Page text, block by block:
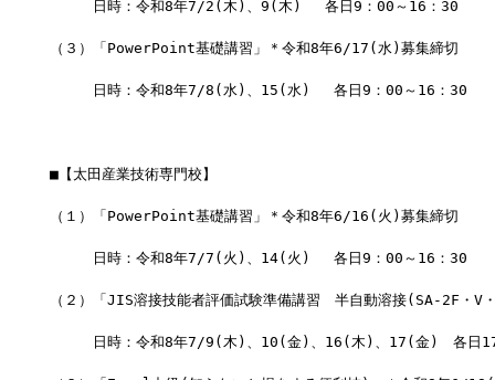
日時：令和8年7/2(木)、9(木) 　各日9：00～16：30
（３）「PowerPoint基礎講習」＊令和8年6/17(水)募集締切
日時：令和8年7/8(水)、15(水) 　各日9：00～16：30
■【太田産業技術専門校】
（１）「PowerPoint基礎講習」＊令和8年6/16(火)募集締切
日時：令和8年7/7(火)、14(火) 　各日9：00～16：30
（２）「JIS溶接技能者評価試験準備講習　半自動溶接(SA-2F・
日時：令和8年7/9(木)、10(金)、16(木)、17(金)　各日17